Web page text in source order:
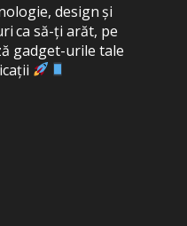
design și
ca să-ți arăt, pe
gadget-urile tale